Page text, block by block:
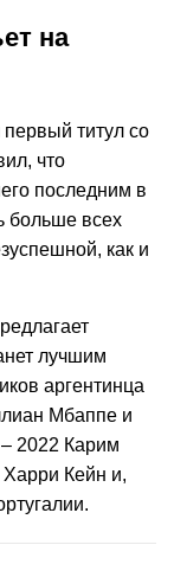
на
титул со
что
последним в
больше всех
как и
лучшим
аргентинца
Мбаппе и
2022 Карим
Кейн и,